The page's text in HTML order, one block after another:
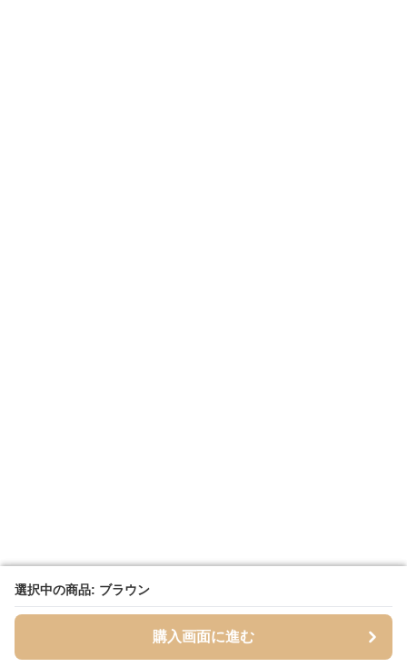
選択中の商品: ブラウン
購入画面に進む
選択中の商品: ブラウン
購入画面に進む